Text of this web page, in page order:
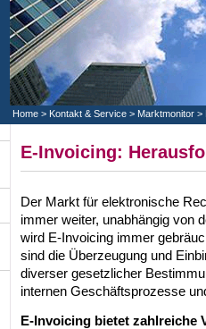
Home > Kontakt & Service > Marktmonitor >
E-Invoicing:
Der Markt für elektronische
immer weiter, unabhängig von
wird E-Invoicing immer
sind die Überzeugung und
diverser gesetzlicher
internen Geschäftsprozesse
E-Invoicing bietet zahlreiche